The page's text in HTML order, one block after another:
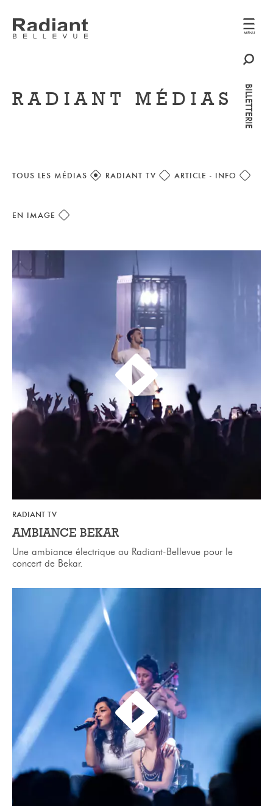
MENU
MENU
BILLETTERIE
BILLETTERIE
RADIANT MÉDIAS
TOUS LES MÉDIAS RADIANT TV ARTICLE - INFO
EN IMAGE
RADIANT TV
AMBIANCE BEKAR
Une ambiance électrique au Radiant-Bellevue pour le
concert de Bekar.